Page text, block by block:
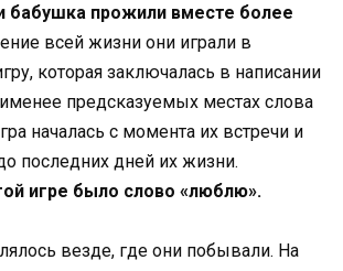
бабушка прожили вместе более
всей жизни они играли в
которая заключалась в написании
предсказуемых местах слова
началась с момента их встречи и
последних дней их жизни.
игре было слово «люблю».
везде, где они побывали. На